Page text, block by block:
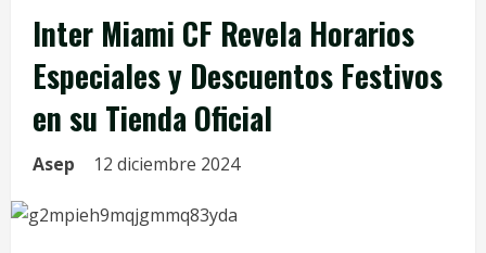
Inter Miami CF Revela Horarios
Especiales y Descuentos Festivos
en su Tienda Oficial
Asep 12 diciembre 2024